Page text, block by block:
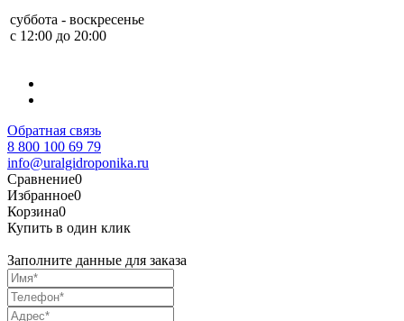
суббота - воскресенье
с 12:00 до 20:00
Обратная связь
8 800 100 69 79
info@uralgidroponika.ru
Сравнение0
Избранное0
Корзина0
Купить в один клик
Заполните данные для заказа